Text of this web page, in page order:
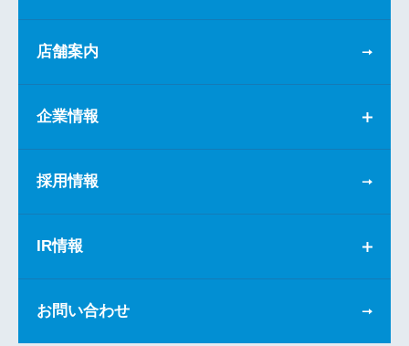
店舗案内
企業情報
採用情報
IR情報
お問い合わせ